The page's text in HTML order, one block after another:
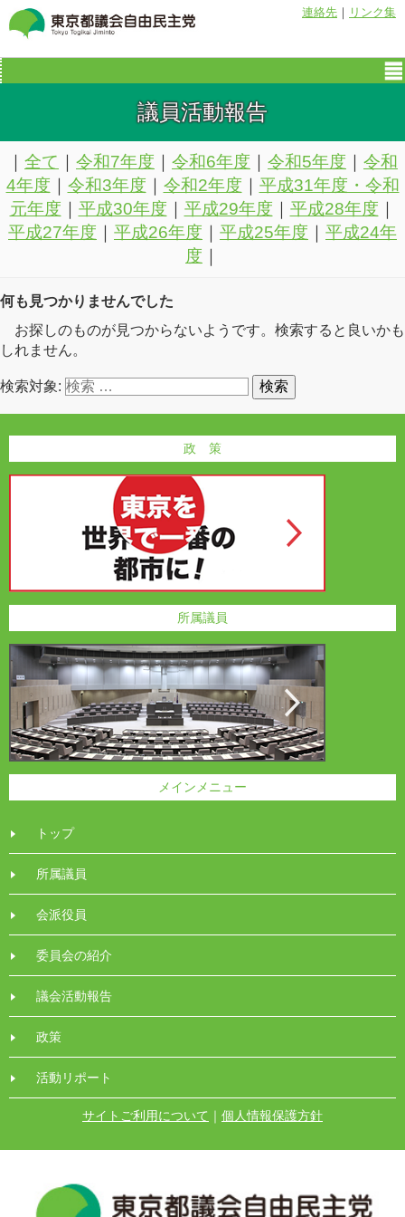
連絡先 ｜ リンク集
議員活動報告
全て 令和7年度 令和6年度 令和5年度
令和
4年度
令和3年度 令和2年度
平成31年度・令和
元年度
平成30年度 平成29年度 平成28年度
平成27年度
平成26年度 平成25年度
平成24年
度
何も見つかりませんでした
お探しのものが見つからないようです。検索すると良いかも
しれません。
検索対象: 検索
政 策
所属議員
メインメニュー
トップ
所属議員
会派役員
委員会の紹介
議会活動報告
政策
活動リポート
サイトご利用について ｜ 個人情報保護方針